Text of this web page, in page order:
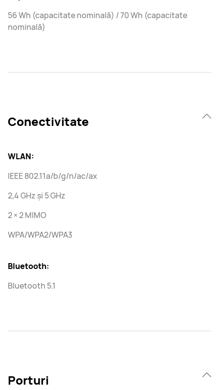
56 Wh (capacitate nominală) / 70 Wh (capacitate
nominală)
Conectivitate
WLAN:
IEEE 802.11a/b/g/n/ac/ax
2,4 GHz și 5 GHz
2 × 2 MIMO
WPA/WPA2/WPA3
Bluetooth:
Bluetooth 5.1
Porturi